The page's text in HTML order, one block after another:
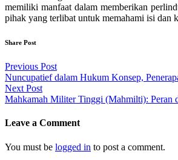
memiliki manfaat dalam memberikan
pihak yang terlibat untuk memahami isi dan
Share Post
Post
navigation
Previous Post
Nuncupatief dalam Hukum Konsep,
Next Post
Mahkamah Militer Tinggi (Mahmilti): Peran
Leave a Comment
You must be logged in to post a comment.